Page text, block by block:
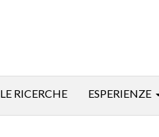
LE RICERCHE ESPERIENZE